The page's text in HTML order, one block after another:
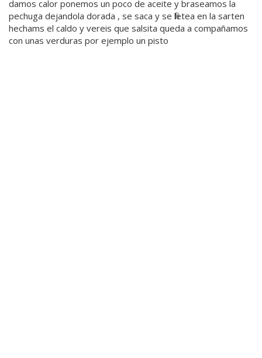
damos calor ponemos un poco de aceite y braseamos la
pechuga dejandola dorada , se saca y se filetea en la sarten
hechams el caldo y vereis que salsita queda a compañamos
con unas verduras por ejemplo un pisto